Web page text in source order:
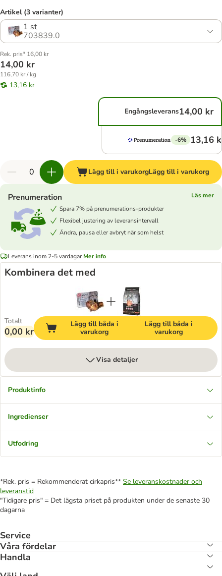
Artikel (3 varianter)
1 st
703839.0
Rek. pris* 16,00 kr
14,00 kr
116,70 kr / kg
13,16 kr
Engångsleverans14,00 kr
-6% 13,16
Lägg till i varukorgLägg till i varukorg
Prenumeration
Läs mer
Spara 7% på prenumerations-produkter
Flexibel justering av leveransintervall
Ändra, pausa eller avbryt när som helst
Leverans inom 2-5 vardagar Mer info
Kombinera det med
Totalt
0,00 kr
Lägg till båda i
varukorg
Lägg till båda i
varukorg
Visa detaljer
Produktinfo
Ingredienser
Utfodring
*Rek. pris = Rekommenderat cirkapris** Se leveranskostnader och
leveranstid
"Tidigare pris" = Det lägsta priset på produkten under de senaste 30
dagarna
Service
Våra fördelar
Handla